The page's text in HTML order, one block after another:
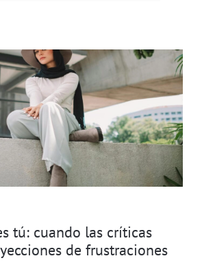
tú: cuando las críticas
de frustraciones